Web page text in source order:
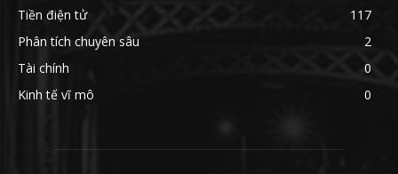
Tiền điện tử
117
Phân tích chuyên sâu
2
Tài chính
0
Kinh tế vĩ mô
0